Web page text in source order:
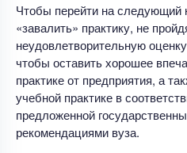
Чтобы перейти на следующий
«завалить» практику, не
неудовлетворительную
чтобы оставить хорошее
практике от предприятия, а
учебной практике в
предложенной
рекомендациями вуза.